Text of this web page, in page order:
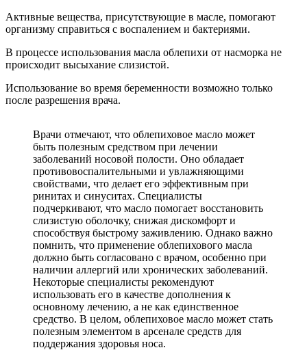
Активные вещества, присутствующие в масле, помогают
организму справиться с воспалением и бактериями.
В процессе использования масла облепихи от насморка не
происходит высыхание слизистой.
Использование во время беременности возможно только
после разрешения врача.
Врачи отмечают, что облепиховое масло может
быть полезным средством при лечении
заболеваний носовой полости. Оно обладает
противовоспалительными и увлажняющими
свойствами, что делает его эффективным при
ринитах и синуситах. Специалисты
подчеркивают, что масло помогает восстановить
слизистую оболочку, снижая дискомфорт и
способствуя быстрому заживлению. Однако важно
помнить, что применение облепихового масла
должно быть согласовано с врачом, особенно при
наличии аллергий или хронических заболеваний.
Некоторые специалисты рекомендуют
использовать его в качестве дополнения к
основному лечению, а не как единственное
средство. В целом, облепиховое масло может стать
полезным элементом в арсенале средств для
поддержания здоровья носа.